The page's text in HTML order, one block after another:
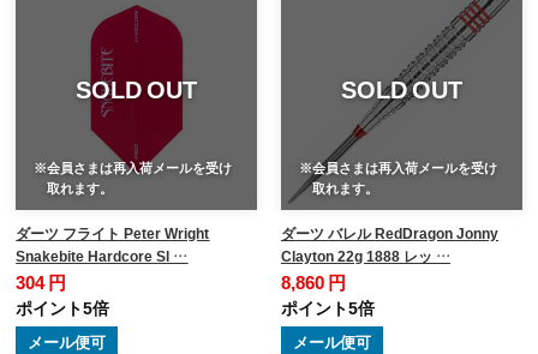
SOLD OUT
※会員さまは再入荷メールを受け
取れます。
ダーツ フライト Peter Wright
Snakebite Hardcore Sl …
304 円
ポイント5倍
メール便可
SOLD OUT
※会員さまは再入荷メールを受け
取れます。
ダーツ バレル RedDragon Jonny
Clayton 22g 1888 レッ …
8,860 円
ポイント5倍
メール便可